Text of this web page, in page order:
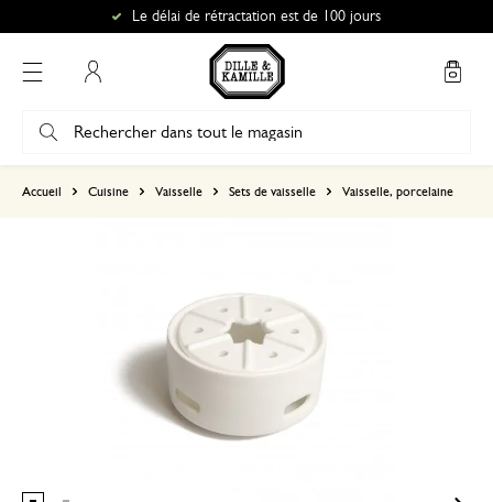
Le délai de rétractation est de 100 jours
Accueil Cuisine Vaisselle Sets de vaisselle Vaisselle, porcelaine